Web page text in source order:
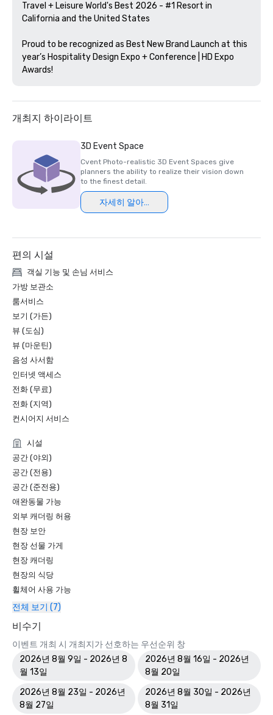
Travel + Leisure World's Best 2026 - #1 Resort in
California and the United States
Proud to be recognized as Best New Brand Launch at this
year’s Hospitality Design Expo + Conference | HD Expo
Awards!
개최지 하이라이트
3D Event Space
Cvent Photo-realistic 3D Event Spaces give
planners the ability to realize their vision down
to the finest detail.
자세히 알아보기
편의 시설
객실 기능 및 손님 서비스
가방 보관소
룸서비스
보기 (가든)
뷰 (도심)
뷰 (마운틴)
음성 사서함
인터넷 액세스
전화 (무료)
전화 (지역)
컨시어지 서비스
시설
공간 (야외)
공간 (전용)
공간 (준전용)
애완동물 가능
외부 캐더링 허용
현장 보안
현장 선물 가게
현장 캐더링
현장의 식당
휠체어 사용 가능
전체 보기 (7)
비수기
이벤트 개최 시 개최지가 선호하는 우선순위 창
2026년 8월 9일 - 2026년 8
월 13일
2026년 8월 16일 - 2026년
8월 20일
2026년 8월 23일 - 2026년
8월 27일
2026년 8월 30일 - 2026년
8월 31일